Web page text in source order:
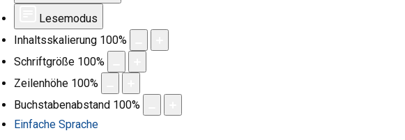
Lesemodus
Inhaltsskalierung 100%
Schriftgröße 100%
Zeilenhöhe 100%
Buchstabenabstand 100%
Einfache Sprache